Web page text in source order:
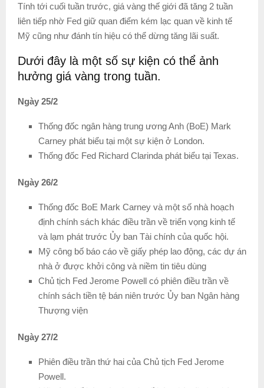
Tính tới cuối tuần trước, giá vàng thế giới đã tăng 2 tuần
liên tiếp nhờ Fed giữ quan điểm kém lạc quan về kinh tế
Mỹ cũng như đánh tín hiệu có thể dừng tăng lãi suất.
Dưới đây là một số sự kiện có thể ảnh
hưởng giá vàng trong tuần.
Ngày 25/2
Thống đốc ngân hàng trung ương Anh (BoE) Mark
Carney phát biểu tại một sự kiện ở London.
Thống đốc Fed Richard Clarinda phát biểu tại Texas.
Ngày 26/2
Thống đốc BoE Mark Carney và một số nhà hoạch
định chính sách khác điều trần về triển vọng kinh tế
và lạm phát trước Ủy ban Tài chính của quốc hội.
Mỹ công bố báo cáo về giấy phép lao động, các dự án
nhà ở được khởi công và niềm tin tiêu dùng
Chủ tịch Fed Jerome Powell có phiên điều trần về
chính sách tiền tệ bán niên trước Ủy ban Ngân hàng
Thượng viện
Ngày 27/2
Phiên điều trần thứ hai của Chủ tịch Fed Jerome
Powell.